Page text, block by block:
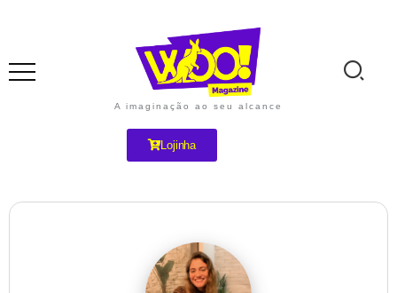
A imaginação ao seu alcance
Lojinha